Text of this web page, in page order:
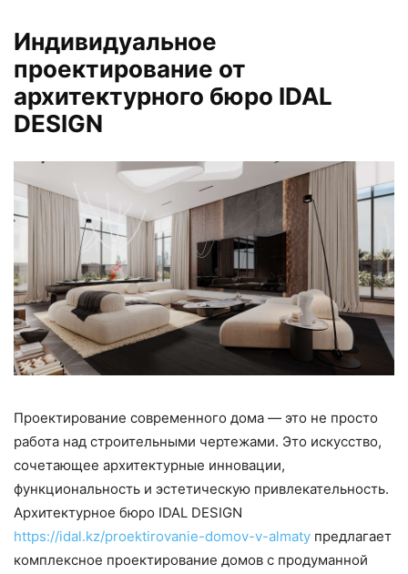
Индивидуальное
проектирование от
архитектурного бюро IDAL
DESIGN
Проектирование современного дома — это не просто
работа над строительными чертежами. Это искусство,
сочетающее архитектурные инновации,
функциональность и эстетическую привлекательность.
Архитектурное бюро IDAL DESIGN
https://idal.kz/proektirovanie-domov-v-almaty предлагает
комплексное проектирование домов с продуманной